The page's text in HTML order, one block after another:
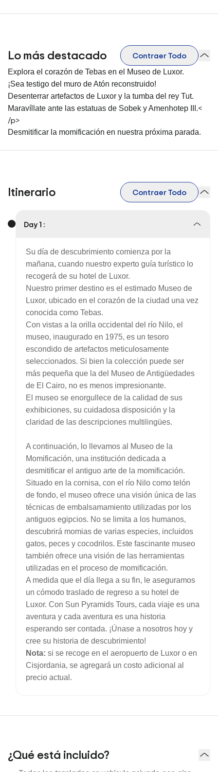
Lo más destacado Contraer Todo
Explora el corazón de Tebas en el Museo de Luxor.
¡Sea testigo del muro de Atón reconstruido!
Desenterrar artefactos de Luxor y la tumba del rey Tut.
Maravíllate ante las estatuas de Sobek y Amenhotep III.<
/p>
Desmitificar la momificación en nuestra próxima parada.
Itinerario Contraer Todo
Day 1 :
Su día de descubrimiento comienza por la
mañana, cuando nuestro experto guía turístico lo
recogerá de su hotel de Luxor.
Nuestro primer destino es el estimado Museo de
Luxor, ubicado en el corazón de la ciudad una vez
conocida como Tebas.
Con vistas a la orilla occidental del río Nilo, el
museo, inaugurado en 1975, es un tesoro
escondido de artefactos meticulosamente
seleccionados. Si bien la colección puede ser
más pequeña que la del Museo de Antigüedades
de El Cairo, no es menos impresionante.
El museo se enorgullece de la calidad de sus
exhibiciones, su cuidadosa disposición y la
claridad de las descripciones multilingües.
A continuación, lo llevamos al Museo de la
Momificación, una institución dedicada a
desmitificar el antiguo arte de la momificación.
Situado en la cornisa, con el río Nilo como telón
de fondo, el museo ofrece una visión única de las
técnicas de embalsamamiento utilizadas por los
antiguos egipcios. No se limita a los humanos,
descubrirá momias de varias especies, incluidos
gatos, peces y cocodrilos. Este fascinante museo
también ofrece una visión de las herramientas
utilizadas en el proceso de momificación.
A medida que el día llega a su fin, le aseguramos
un cómodo traslado de regreso a su hotel de
Luxor. Con Sun Pyramids Tours, cada viaje es una
aventura y cada aventura es una historia
esperando ser contada. ¡Únase a nosotros hoy y
cree su historia de descubrimiento!
Nota: si se recoge en el aeropuerto de Luxor o en
Cisjordania, se agregará un costo adicional al
precio actual.
¿Qué está incluido?